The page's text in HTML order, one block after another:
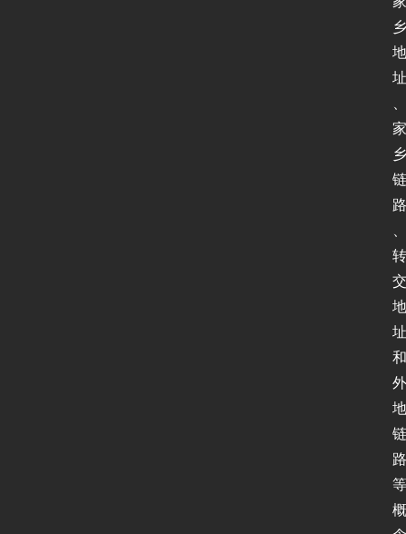
乡
地
址
家
乡
链
路
转
交
地
址
和
外
地
链
路
等
概